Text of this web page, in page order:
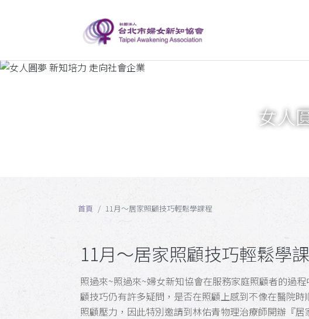
女人
首頁 11月～居家照顧技巧輕鬆學課程
11月～居家照顧技巧輕鬆學
照過來~照過來~婦女新知協會在服務家庭照顧者的過
顧技巧仍有許多疑問，是否在照顧上感到不像在醫院
照顧壓力，因此特別邀請到林佑青物理治療師開辦『